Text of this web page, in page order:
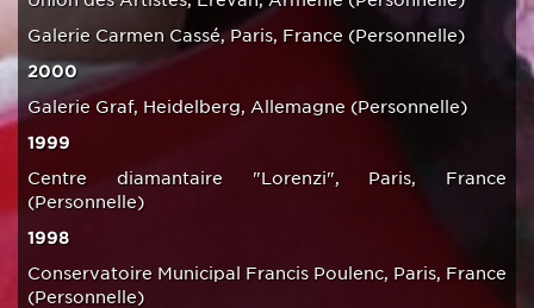
Galerie Carmen Cassé, Paris, France (Personnelle)
2000
Galerie Graf, Heidelberg, Allemagne (Personnelle)
1999
Centre diamantaire "Lorenzi", Paris, France
(Personnelle)
1998
Conservatoire Municipal Francis Poulenc, Paris, France
(Personnelle)